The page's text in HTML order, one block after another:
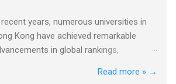
權力。本文純粹分享學習内容。如涉
持有人與我們聯絡，我們會配合及作
處，敬請原諒。
的房間，冒著寒風，到花園去取。雖
。 當達瑞為父親取報紙的時候，一個
就按響鄰居的門鈴，對他們說，每個
，他就每天早上把報紙塞到他們的房
都同意了，很快他有了七十多個顧客。
recent years, numerous universities in
Kong have achieved remarkable
in global rankings,
on a global scale but also within the
Read more » →